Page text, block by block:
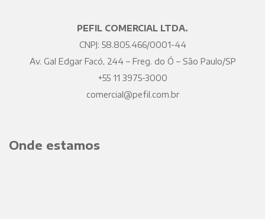
PEFIL COMERCIAL LTDA.
CNPJ: 58.805.466/0001-44
Av. Gal Edgar Facó, 244 – Freg. do Ó – São Paulo/SP
+55 11 3975-3000
comercial@pefil.com.br
Onde estamos